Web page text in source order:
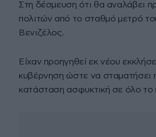
Στη δέσμευση ότι θα αναλάβει
πολιτών από το σταθμό μετρό
Βενιζέλος.
Είχαν προηγηθεί εκ νέου
κυβέρνηση ώστε να σταματήσει
κατάσταση ασφυκτική σε όλο το